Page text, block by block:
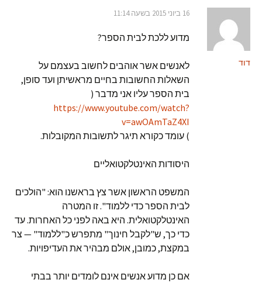
דוד
16 ביוני 2015 בשעה 11:14
מדוע ללכת לבית הספר?
לאנשים אשר אוהבים לחשוב בעצמם על
השאלות החשובות בחיים מראשיתן ועד סופן,
בית הספר עליו אני מדבר (
https://www.youtube.com/watch?
v=awOAmTaZ4XI
) עומד כקורא תיגר לתשובות המקובלות.
היסודות האינטלקטואליים
המשפט הראשון אשר צץ בראשנו הוא: "הולכים
לבית הספר כדי ללמוד". זו המטרה
האינטלקטואלית. היא באה לפני כל האחרות. עד
כדי כך, ש"לקבל חינוך" מתפרש כ"ללמוד" — צר
במקצת, כמובן, אולם מבהיר את העדיפויות.
אם כן מדוע אנשים אינם לומדים יותר בבתי